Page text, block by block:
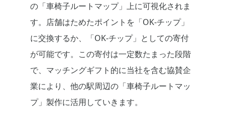
の「車椅子ルートマップ」上に可視化されま
す。店舗はためたポイントを「OK-チップ」
に交換するか、「OK-チップ」としての寄付
が可能です。この寄付は一定数たまった段階
で、マッチングギフト的に当社を含む協賛企
業により、他の駅周辺の「車椅子ルートマッ
プ」製作に活用していきます。